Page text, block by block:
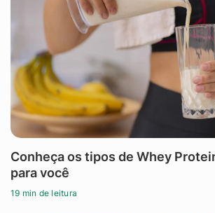
Conheça os tipos de Whey
para você
19 min de leitura